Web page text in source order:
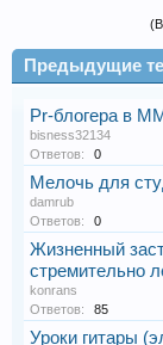
Предыдущие
Pr-блогера в
bisness32134
Ответов:
0
Мелочь для
damrub
Ответов:
0
Жизненный
стремительно
konrans
Ответов:
85
Уроки гитары